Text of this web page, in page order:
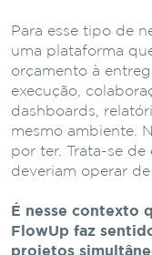
Para esse tipo de
uma plataforma
orçamento à
execução,
dashboards,
mesmo ambiente.
por ter. Trata-se
deveriam operar
É nesse contexto
FlowUp faz
projetos